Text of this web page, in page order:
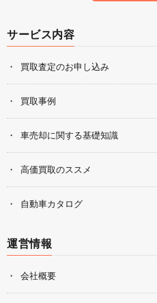
サービス内容
買取査定のお申し込み
買取事例
車売却に関する基礎知識
高価買取のススメ
自動車カタログ
運営情報
会社概要